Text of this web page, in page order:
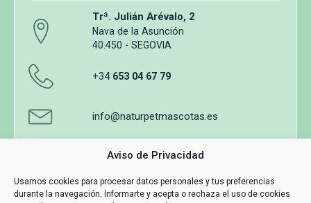
Aviso de Privacidad
Usamos cookies para procesar datos personales y tus preferencias
durante la navegación. Informarte y acepta o rechaza el uso de cookies
Trª. Julián Arévalo, 2
Nava de la Asunción
40.450 - SEGOVIA
+34 653 04 67 79
info@naturpetmascotas.es